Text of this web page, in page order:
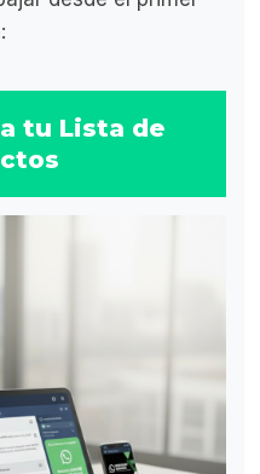
tu Lista de